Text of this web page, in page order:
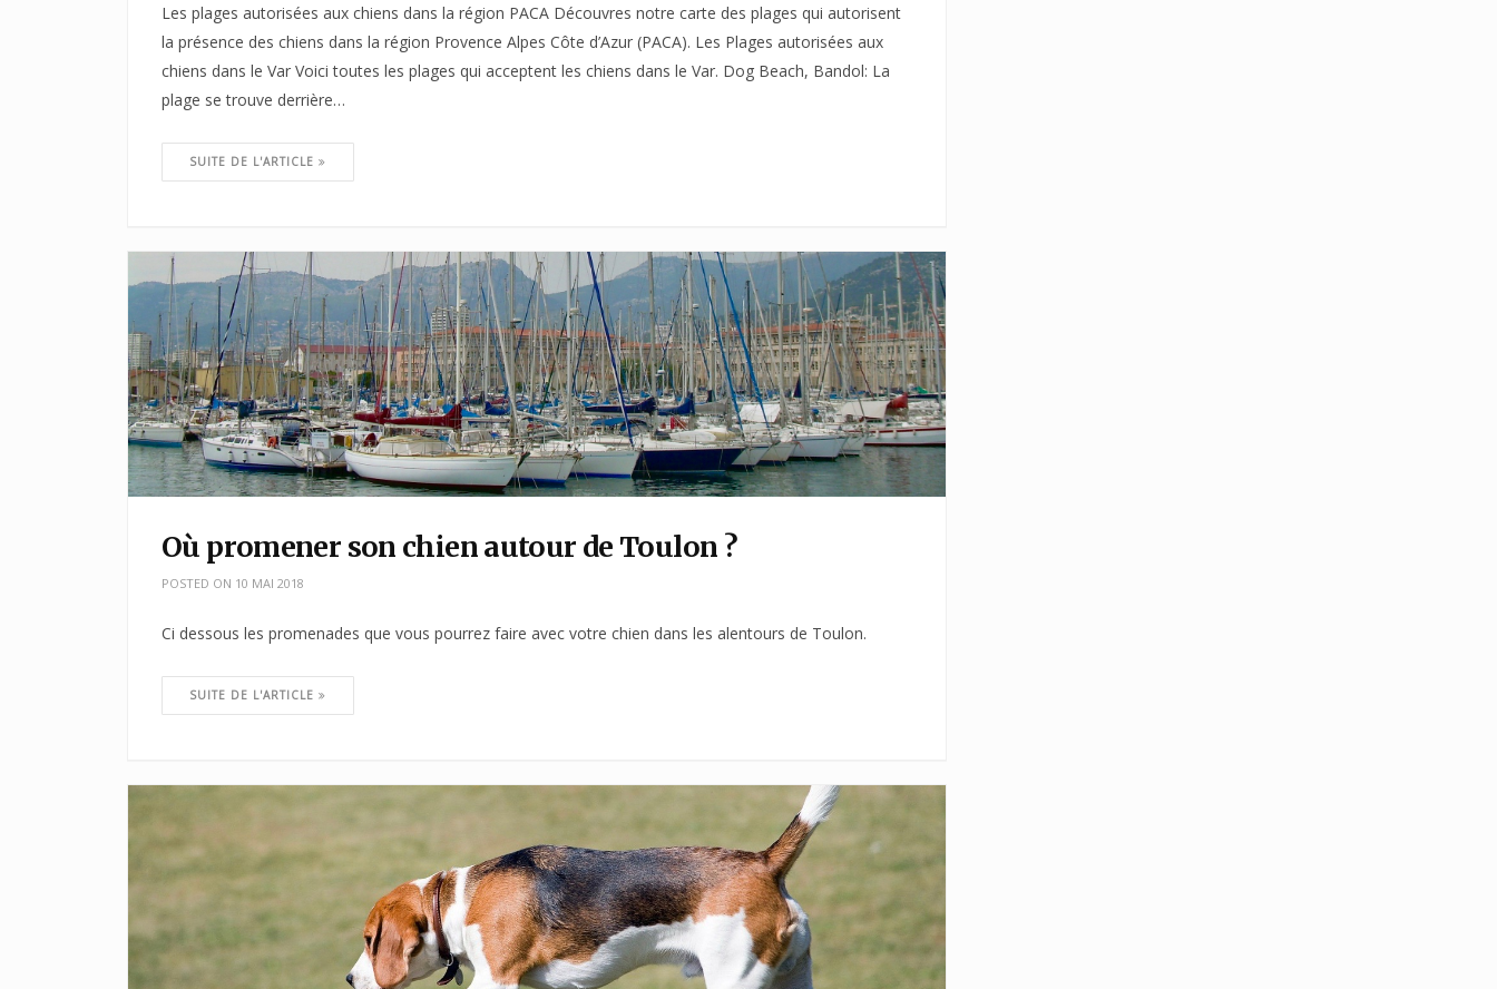
Les plages autorisées aux chiens dans la région PACA Découvres notre carte des plages qui autorisent
la présence des chiens dans la région Provence Alpes Côte d’Azur (PACA). Les Plages autorisées aux
chiens dans le Var Voici toutes les plages qui acceptent les chiens dans le Var. Dog Beach, Bandol: La
plage se trouve derrière…
SUITE DE L'ARTICLE
Où promener son chien autour de Toulon ?
POSTED ON 10 MAI 2018
Ci dessous les promenades que vous pourrez faire avec votre chien dans les alentours de Toulon.
SUITE DE L'ARTICLE